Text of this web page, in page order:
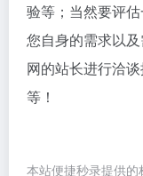
验等；当然要评
您自身的需求以
网的站长进行洽
等！
本站便捷秒录提供